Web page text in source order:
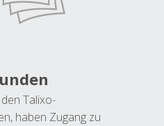
Talixo-
haben Zugang zu